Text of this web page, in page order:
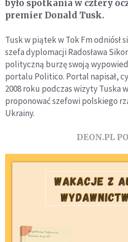
było spotkania w cztery
premier Donald Tusk.
Tusk w piątek w Tok Fm odniósł
szefa dyplomacji Radosława
polityczną burzę swoją
portalu Politico. Portal napisał,
2008 roku podczas wizyty Tuska
proponować szefowi polskiego
Ukrainy.
DEON.PL